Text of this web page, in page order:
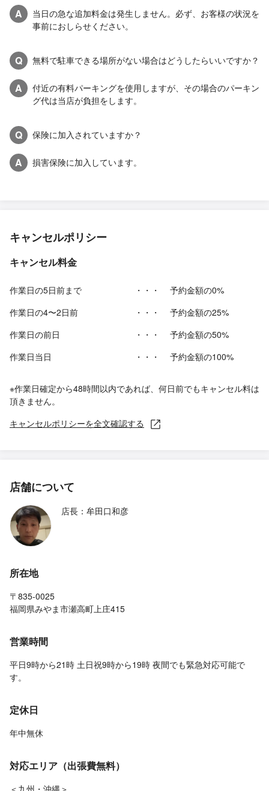
A
当日の急な追加料金は発生しません。必ず、お客様の状況を
事前におしらせください。
Q 無料で駐車できる場所がない場合はどうしたらいいですか？
A
付近の有料パーキングを使用しますが、その場合のパーキン
グ代は当店が負担をします。
Q 保険に加入されていますか？
A 損害保険に加入しています。
キャンセルポリシー
キャンセル料金
作業日の5日前まで ・・・
予約金額の0%
作業日の4〜2日前
・・・
予約金額の25%
作業日の前日
・・・
予約金額の50%
作業日当日
・・・ 予約金額の100%
※作業日確定から48時間以内であれば、何日前でもキャンセル料は
頂きません。
キャンセルポリシーを全文確認する
店舗について
店長：牟田口和彦
所在地
〒835-0025
福岡県みやま市瀬高町上庄415
営業時間
平日9時から21時 土日祝9時から19時 夜間でも緊急対応可能で
す。
定休日
年中無休
対応エリア（出張費無料）